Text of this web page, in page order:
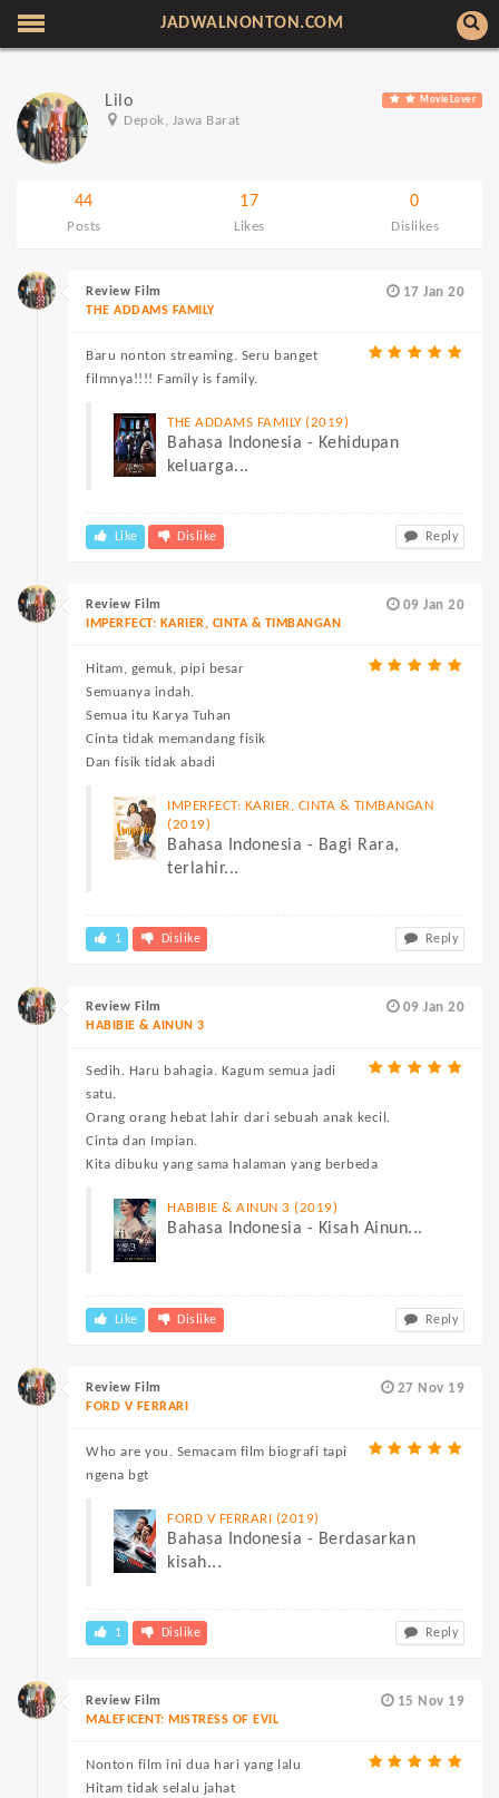
JADWALNONTON.COM
Lilo MovieLover
Depok, Jawa Barat
44
Posts
17
Likes
0
Dislikes
17 Jan 20
Review Film
THE ADDAMS FAMILY
Baru nonton streaming. Seru banget
filmnya!!!! Family is family.
THE ADDAMS FAMILY (2019)
Bahasa Indonesia - Kehidupan
keluarga...
Like Dislike Reply
09 Jan 20
Review Film
IMPERFECT: KARIER, CINTA & TIMBANGAN
Hitam, gemuk, pipi besar
Semuanya indah.
Semua itu Karya Tuhan
Cinta tidak memandang fisik
Dan fisik tidak abadi
IMPERFECT: KARIER, CINTA & TIMBANGAN
(2019)
Bahasa Indonesia - Bagi Rara,
terlahir...
1 Dislike Reply
09 Jan 20
Review Film
HABIBIE & AINUN 3
Sedih. Haru bahagia. Kagum semua jadi
satu.
Orang orang hebat lahir dari sebuah anak kecil.
Cinta dan Impian.
Kita dibuku yang sama halaman yang berbeda
HABIBIE & AINUN 3 (2019)
Bahasa Indonesia - Kisah Ainun...
Like Dislike Reply
27 Nov 19
Review Film
FORD V FERRARI
Who are you. Semacam film biografi tapi
ngena bgt
FORD V FERRARI (2019)
Bahasa Indonesia - Berdasarkan
kisah...
1 Dislike Reply
15 Nov 19
Review Film
MALEFICENT: MISTRESS OF EVIL
Nonton film ini dua hari yang lalu
Hitam tidak selalu jahat